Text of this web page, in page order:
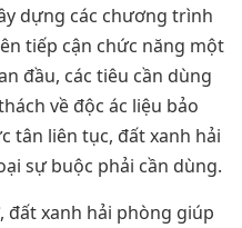
dựng các chương trình
tiếp cận chức năng một
đầu, các tiêu cần dùng
về độc ác liệu bảo
tân liên tục, đất xanh hải
sự buộc phải cần dùng.
đất xanh hải phòng giúp